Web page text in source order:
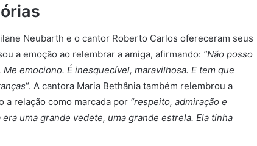
Neubarth e o cantor Roberto Carlos ofereceram seus
a emoção ao relembrar a amiga, afirmando: “Não posso
emociono. É inesquecível, maravilhosa. E tem que
“. A cantora Maria Bethânia também relembrou a
a relação como marcada por “respeito, admiração e
era uma grande vedete, uma grande estrela. Ela tinha